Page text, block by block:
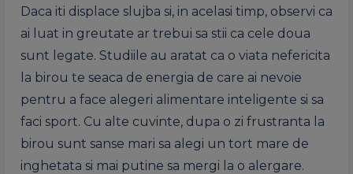
Daca iti displace slujba si, in acelasi timp, observi ca
ai luat in greutate ar trebui sa stii ca cele doua
sunt legate. Studiile au aratat ca o viata nefericita
la birou te seaca de energia de care ai nevoie
pentru a face alegeri alimentare inteligente si sa
faci sport. Cu alte cuvinte, dupa o zi frustranta la
birou sunt sanse mari sa alegi un tort mare de
inghetata si mai putine sa mergi la o alergare.